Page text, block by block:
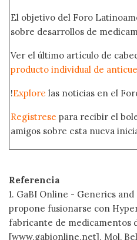
El objetivo del Foro
sobre desarrollos de
Ver el último artículo de
producto individual de
!Explore las noticias en el
Regístrese para recibir el
amigos sobre esta nueva
Referencia
1. GaBI Online - Generics
propone fusionarse con
fabricante de medicamentos
[www.gabionline.net]. Mol,